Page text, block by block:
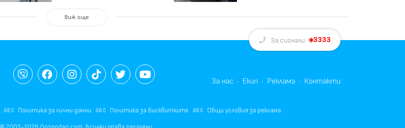
Виж още
За сигнали: 3333
За нас Екип Реклама Контакти
Политика за лични данни Политика за бисквитките Общи условия за реклама